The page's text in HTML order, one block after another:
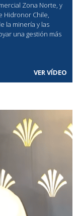
Zona Norte, y
Hidronor Chile,
la minería y las
una gestión más
VER VÍDEO